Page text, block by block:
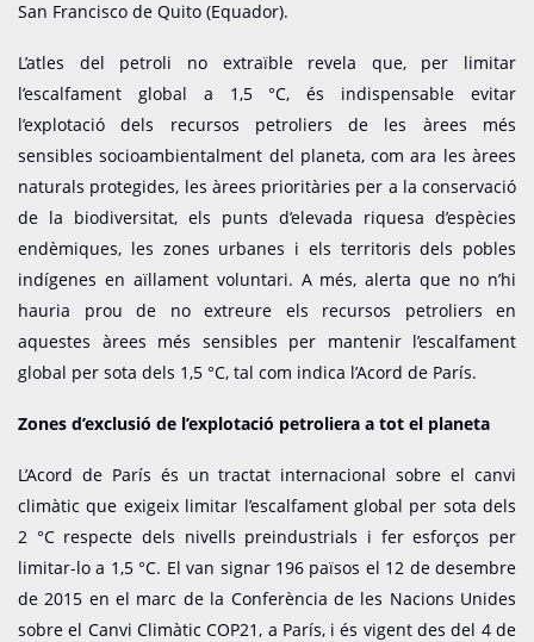
San Francisco de Quito (Equador).
L’atles del petroli no extraïble revela que, per limitar
l’escalfament global a 1,5 °C, és indispensable evitar
l’explotació dels recursos petroliers de les àrees més
sensibles socioambientalment del planeta, com ara les àrees
naturals protegides, les àrees prioritàries per a la conservació
de la biodiversitat, els punts d’elevada riquesa d’espècies
endèmiques, les zones urbanes i els territoris dels pobles
indígenes en aïllament voluntari. A més, alerta que no n’hi
hauria prou de no extreure els recursos petroliers en
aquestes àrees més sensibles per mantenir l’escalfament
global per sota dels 1,5 °C, tal com indica l’Acord de París.
Zones d’exclusió de l’explotació petroliera a tot el planeta
L’Acord de París és un tractat internacional sobre el canvi
climàtic que exigeix limitar l’escalfament global per sota dels
2 °C respecte dels nivells preindustrials i fer esforços per
limitar-lo a 1,5 °C. El van signar 196 països el 12 de desembre
de 2015 en el marc de la Conferència de les Nacions Unides
sobre el Canvi Climàtic COP21, a París, i és vigent des del 4 de